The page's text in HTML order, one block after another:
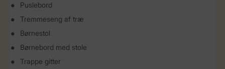
Puslebord
Tremmeseng af træ
Børnestol
Børnebord med stole
Trappe gitter